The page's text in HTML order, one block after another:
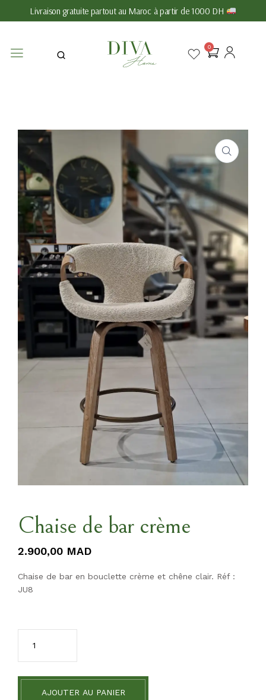
Livraison gratuite partout au Maroc à partir de 1000 DH
0
Chaise de bar crème
2.900,00 MAD
Chaise de bar en bouclette crème et chêne clair. Réf :
JU8
AJOUTER AU PANIER